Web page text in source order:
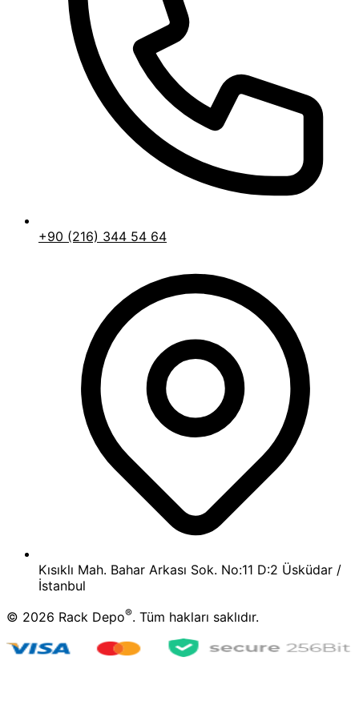
+90 (216) 344 54 64
Kısıklı Mah. Bahar Arkası Sok. No:11 D:2 Üsküdar /
İstanbul
© 2026 Rack Depo®. Tüm hakları saklıdır.